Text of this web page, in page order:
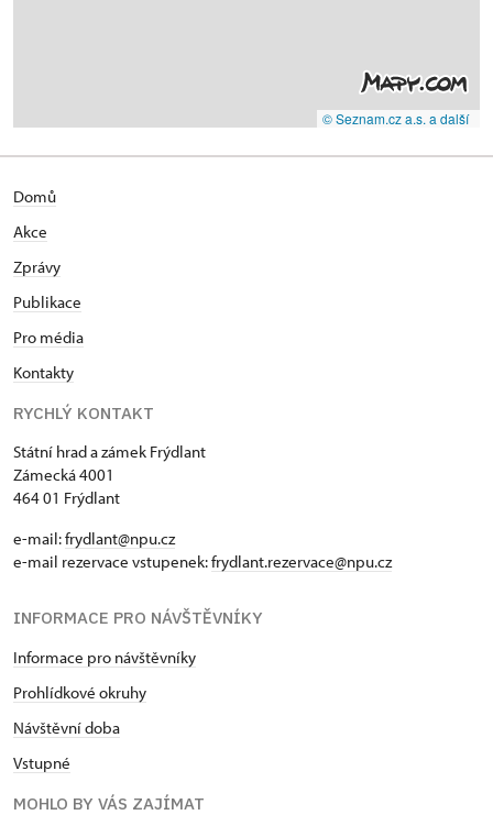
© Seznam.cz a.s. a další
Domů
Akce
Zprávy
Publikace
Pro média
Kontakty
RYCHLÝ KONTAKT
Státní hrad a zámek Frýdlant
Zámecká 4001
464 01 Frýdlant
e-mail:frydlant@npu.cz
e-mail rezervace vstupenek:frydlant.rezervace@npu.cz
INFORMACE PRO NÁVŠTĚVNÍKY
Informace pro návštěvníky
Prohlídkové okruhy
Návštěvní doba
Vstupné
MOHLO BY VÁS ZAJÍMAT